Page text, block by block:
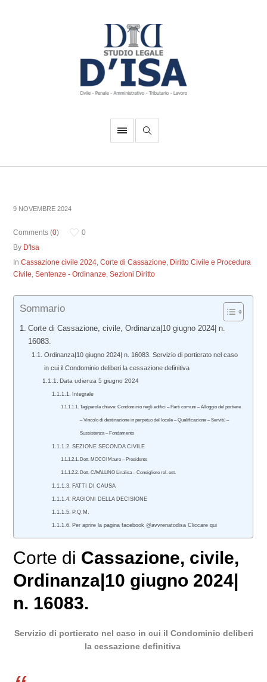
9 NOVEMBRE 2024
Comments (0)
0
By D'Isa
InCassazione civile 2024,Corte di Cassazione, Diritto Civile e Procedura
Civile,Sentenze - Ordinanze,Sezioni Diritto
Sommario
Corte di Cassazione, civile, Ordinanza|10 giugno 2024| n.
16083.
Ordinanza|10 giugno 2024| n. 16083. Servizio di portierato nel caso
in cui il Condominio deliberi la cessazione definitiva
Data udienza 5 giugno 2024
Integrale
Tag/parola chiave: Condominio negli edifici – Parti comuni – Alloggio del portiere
– Vincolo di destinazione in perpetuo del locale – Qualificazione – Servitù –
Sussistenza – Fondamento
SEZIONE SECONDA CIVILE
Dott. MOCCI Mauro – Presidente
Dott. CAVALLINO Linalisa – Consigliere rel. est.
FATTI DI CAUSA
RAGIONI DELLA DECISIONE
P.Q.M.
Per aprire la pagina facebook @avvrenatodisa Cliccare qui
Corte di Cassazione, civile,
Ordinanza|10 giugno 2024|
n. 16083.
Servizio di portierato nel caso in cui il Condominio deliberi
la cessazione definitiva